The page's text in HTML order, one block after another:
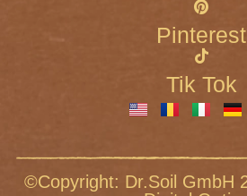
Pinterest
Tik Tok
©Copyright: Dr.Soil GmbH